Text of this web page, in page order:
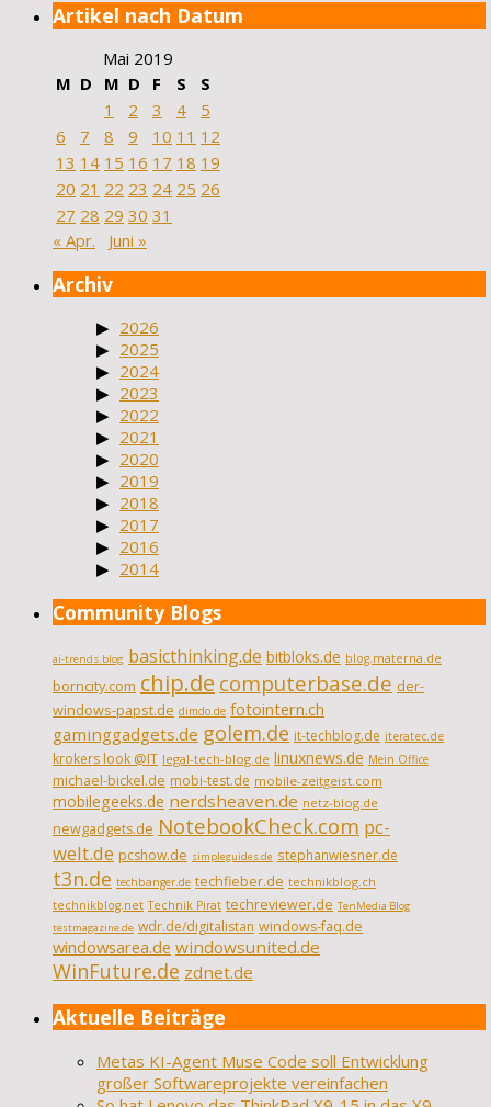
Artikel nach Datum
Mai 2019
M D M D F S
S
1
2 3 4
5
6
7 8 9 10 11 12
13 14 15 16 17 18 19
20 21 22 23 24 25 26
27 28 29 30 31
« Apr.
Juni »
Archiv
2026
2025
2024
2023
2022
2021
2020
2019
2018
2017
2016
2014
Community Blogs
ai-trends.blog basicthinking.de bitbloks.de blog.materna.de
borncity.com chip.de computerbase.de der-
windows-papst.de dimdo.de fotointern.ch
gaminggadgets.de golem.de it-techblog.de iteratec.de
krokers look @IT legal-tech-blog.de linuxnews.de Mein Office
michael-bickel.de mobi-test.de mobile-zeitgeist.com
mobilegeeks.de nerdsheaven.de netz-blog.de
newgadgets.de NotebookCheck.com pc-
welt.de pcshow.de simpleguides.de stephanwiesner.de
t3n.de techbanger.de techfieber.de technikblog.ch
technikblog.net Technik Pirat techreviewer.de TenMedia Blog
testmagazine.de wdr.de/digitalistan windows-faq.de
windowsarea.de windowsunited.de
WinFuture.de zdnet.de
Aktuelle Beiträge
Metas KI-Agent Muse Code soll Entwicklung
großer Softwareprojekte vereinfachen